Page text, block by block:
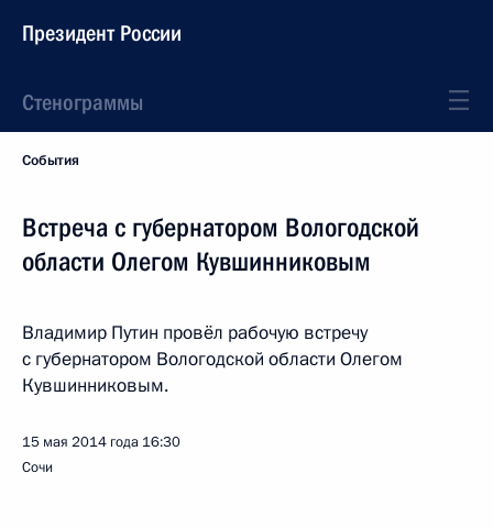
Президент России
Стенограммы
События
Встреча с губернатором Вологодской
области Олегом Кувшинниковым
Владимир Путин провёл рабочую встречу
с губернатором Вологодской области Олегом
Кувшинниковым.
15 мая 2014 года 16:30
Сочи